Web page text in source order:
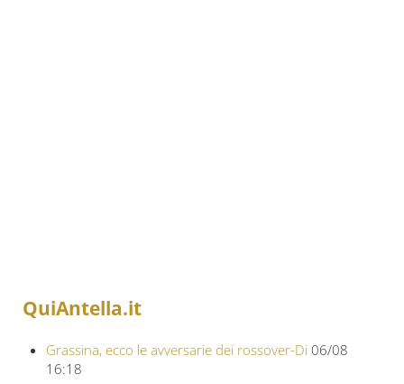
QuiAntella.it
Grassina, ecco le avversarie dei rossover-Di 06/08
16:18